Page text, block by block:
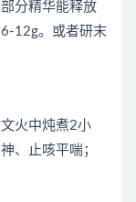
分精华能释放
12g。或者研末
火中炖煮2小
、止咳平喘；